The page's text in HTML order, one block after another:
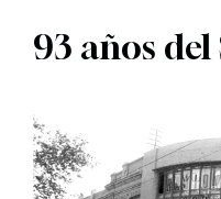
93 años del